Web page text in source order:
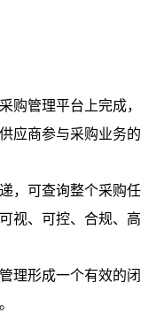
购管理平台上完成，
应商参与采购业务的
，可查询整个采购任
视、可控、合规、高
理形成一个有效的闭